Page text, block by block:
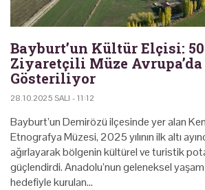
Bayburt’un Kültür Elçisi:
Ziyaretçili Müze Avrupa’da
Gösteriliyor
28.10.2025 SALI - 11:12
Bayburt’un Demirözü ilçesinde yer alan
Etnografya Müzesi, 2025 yılının ilk altı
ağırlayarak bölgenin kültürel ve turistik
güçlendirdi. Anadolu’nun geleneksel
hedefiyle kurulan…